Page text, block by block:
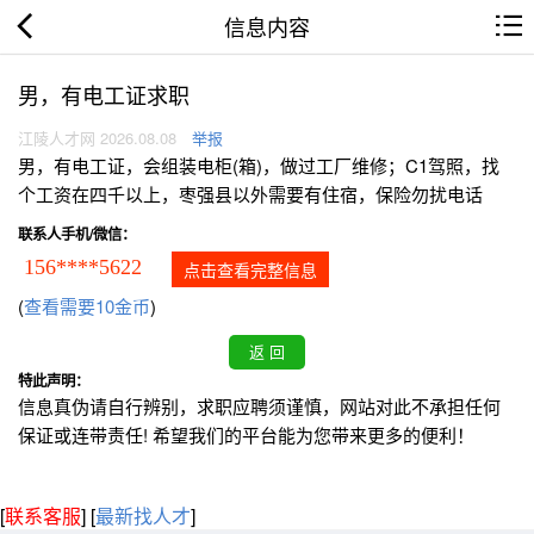
信息内容
男，有电工证求职
江陵人才网 2026.08.08 举报
男，有电工证，会组装电柜(箱)，做过工厂维修；C1驾照，找
个工资在四千以上，枣强县以外需要有住宿，保险勿扰电话
联系人手机/微信：
156****5622 点击查看完整信息
(查看需要10金币)
特此声明：
信息真伪请自行辨别，求职应聘须谨慎，网站对此不承担任何
保证或连带责任! 希望我们的平台能为您带来更多的便利！
[联系客服] [最新找人才]